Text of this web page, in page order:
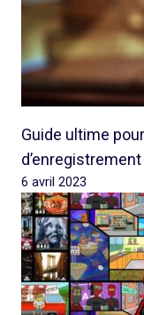
Guide ultime
d’enregistrement
6 avril 2023